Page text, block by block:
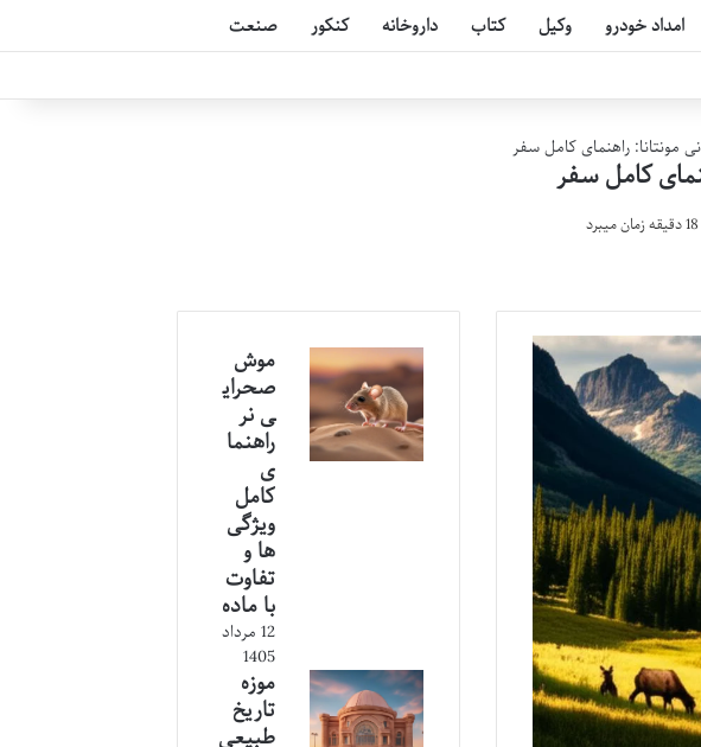
امداد خودرو وکیل کتاب داروخانه کنکور صنعت
موش
صحرای
ی نر
راهنما
ی
کامل
ویژگی
ها و
تفاوت
با ماده
12 مرداد
1405
موزه
تاریخ
طبیعی